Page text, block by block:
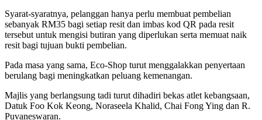
Syarat-syaratnya, pelanggan hanya perlu membuat pembelian
sebanyak RM35 bagi setiap resit dan imbas kod QR pada resit
tersebut untuk mengisi butiran yang diperlukan serta memuat naik
resit bagi tujuan bukti pembelian.
Pada masa yang sama, Eco-Shop turut menggalakkan penyertaan
berulang bagi meningkatkan peluang kemenangan.
Majlis yang berlangsung tadi turut dihadiri bekas atlet kebangsaan,
Datuk Foo Kok Keong, Noraseela Khalid, Chai Fong Ying dan R.
Puvaneswaran.